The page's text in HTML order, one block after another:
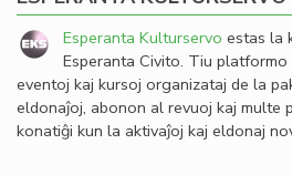
Esperanta Kulturservo estas la
Esperanta Civito. Tiu
eventoj kaj kursoj organizataj de la
eldonaĵoj, abonon al revuoj kaj multe
konatiĝi kun la aktivaĵoj kaj eldonaj